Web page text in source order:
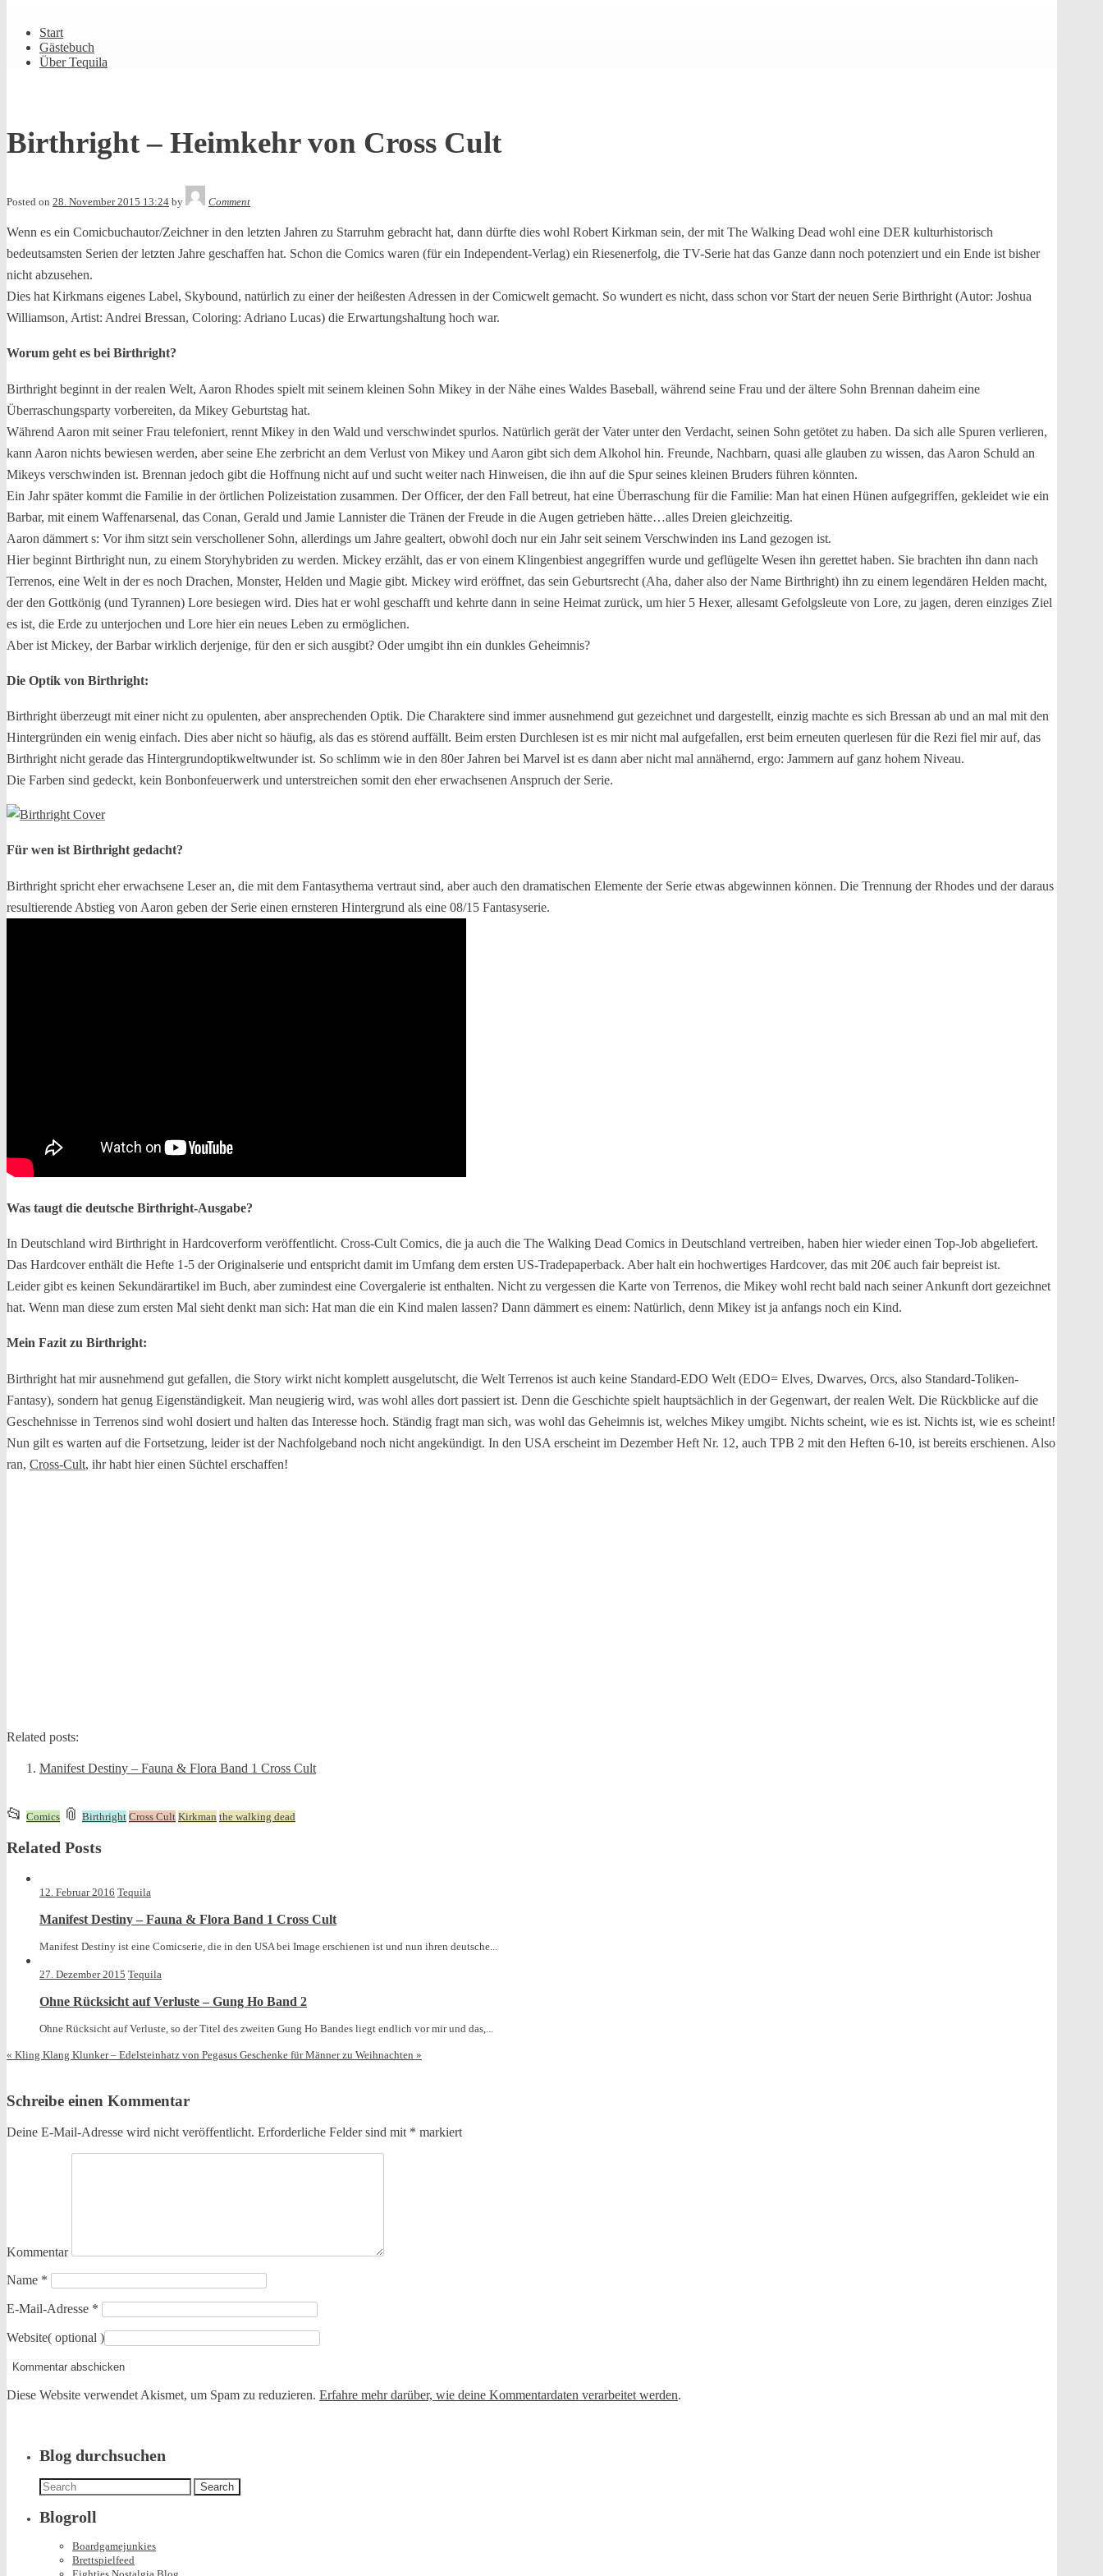
Navigation
Start
Gästebuch
Über Tequila
Birthright – Heimkehr von Cross Cult
Posted on 28. November 2015 13:24 by
Comment
Wenn es ein Comicbuchautor/Zeichner in den letzten Jahren zu Starruhm gebracht hat, dann dürfte dies wohl Robert Kirkman sein, der mit The Walking Dead wohl eine DER kulturhistorisch
bedeutsamsten Serien der letzten Jahre geschaffen hat. Schon die Comics waren (für ein Independent-Verlag) ein Riesenerfolg, die TV-Serie hat das Ganze dann noch potenziert und ein Ende ist bisher
nicht abzusehen.
Dies hat Kirkmans eigenes Label, Skybound, natürlich zu einer der heißesten Adressen in der Comicwelt gemacht. So wundert es nicht, dass schon vor Start der neuen Serie Birthright (Autor: Joshua
Williamson, Artist: Andrei Bressan, Coloring: Adriano Lucas) die Erwartungshaltung hoch war.
Worum geht es bei Birthright?
Birthright beginnt in der realen Welt, Aaron Rhodes spielt mit seinem kleinen Sohn Mikey in der Nähe eines Waldes Baseball, während seine Frau und der ältere Sohn Brennan daheim eine
Überraschungsparty vorbereiten, da Mikey Geburtstag hat.
Während Aaron mit seiner Frau telefoniert, rennt Mikey in den Wald und verschwindet spurlos. Natürlich gerät der Vater unter den Verdacht, seinen Sohn getötet zu haben. Da sich alle Spuren verlieren,
kann Aaron nichts bewiesen werden, aber seine Ehe zerbricht an dem Verlust von Mikey und Aaron gibt sich dem Alkohol hin. Freunde, Nachbarn, quasi alle glauben zu wissen, das Aaron Schuld an
Mikeys verschwinden ist. Brennan jedoch gibt die Hoffnung nicht auf und sucht weiter nach Hinweisen, die ihn auf die Spur seines kleinen Bruders führen könnten.
Ein Jahr später kommt die Familie in der örtlichen Polizeistation zusammen. Der Officer, der den Fall betreut, hat eine Überraschung für die Familie: Man hat einen Hünen aufgegriffen, gekleidet wie ein
Barbar, mit einem Waffenarsenal, das Conan, Gerald und Jamie Lannister die Tränen der Freude in die Augen getrieben hätte…alles Dreien gleichzeitig.
Aaron dämmert s: Vor ihm sitzt sein verschollener Sohn, allerdings um Jahre gealtert, obwohl doch nur ein Jahr seit seinem Verschwinden ins Land gezogen ist.
Hier beginnt Birthright nun, zu einem Storyhybriden zu werden. Mickey erzählt, das er von einem Klingenbiest angegriffen wurde und geflügelte Wesen ihn gerettet haben. Sie brachten ihn dann nach
Terrenos, eine Welt in der es noch Drachen, Monster, Helden und Magie gibt. Mickey wird eröffnet, das sein Geburtsrecht (Aha, daher also der Name Birthright) ihn zu einem legendären Helden macht,
der den Gottkönig (und Tyrannen) Lore besiegen wird. Dies hat er wohl geschafft und kehrte dann in seine Heimat zurück, um hier 5 Hexer, allesamt Gefolgsleute von Lore, zu jagen, deren einziges Ziel
es ist, die Erde zu unterjochen und Lore hier ein neues Leben zu ermöglichen.
Aber ist Mickey, der Barbar wirklich derjenige, für den er sich ausgibt? Oder umgibt ihn ein dunkles Geheimnis?
Die Optik von Birthright:
Birthright überzeugt mit einer nicht zu opulenten, aber ansprechenden Optik. Die Charaktere sind immer ausnehmend gut gezeichnet und dargestellt, einzig machte es sich Bressan ab und an mal mit den
Hintergründen ein wenig einfach. Dies aber nicht so häufig, als das es störend auffällt. Beim ersten Durchlesen ist es mir nicht mal aufgefallen, erst beim erneuten querlesen für die Rezi fiel mir auf, das
Birthright nicht gerade das Hintergrundoptikweltwunder ist. So schlimm wie in den 80er Jahren bei Marvel ist es dann aber nicht mal annähernd, ergo: Jammern auf ganz hohem Niveau.
Die Farben sind gedeckt, kein Bonbonfeuerwerk und unterstreichen somit den eher erwachsenen Anspruch der Serie.
Für wen ist Birthright gedacht?
Birthright spricht eher erwachsene Leser an, die mit dem Fantasythema vertraut sind, aber auch den dramatischen Elemente der Serie etwas abgewinnen können. Die Trennung der Rhodes und der daraus
resultierende Abstieg von Aaron geben der Serie einen ernsteren Hintergrund als eine 08/15 Fantasyserie.
Was taugt die deutsche Birthright-Ausgabe?
In Deutschland wird Birthright in Hardcoverform veröffentlicht. Cross-Cult Comics, die ja auch die The Walking Dead Comics in Deutschland vertreiben, haben hier wieder einen Top-Job abgeliefert.
Das Hardcover enthält die Hefte 1-5 der Originalserie und entspricht damit im Umfang dem ersten US-Tradepaperback. Aber halt ein hochwertiges Hardcover, das mit 20€ auch fair bepreist ist.
Leider gibt es keinen Sekundärartikel im Buch, aber zumindest eine Covergalerie ist enthalten. Nicht zu vergessen die Karte von Terrenos, die Mikey wohl recht bald nach seiner Ankunft dort gezeichnet
hat. Wenn man diese zum ersten Mal sieht denkt man sich: Hat man die ein Kind malen lassen? Dann dämmert es einem: Natürlich, denn Mikey ist ja anfangs noch ein Kind.
Mein Fazit zu Birthright:
Birthright hat mir ausnehmend gut gefallen, die Story wirkt nicht komplett ausgelutscht, die Welt Terrenos ist auch keine Standard-EDO Welt (EDO= Elves, Dwarves, Orcs, also Standard-Toliken-
Fantasy), sondern hat genug Eigenständigkeit. Man neugierig wird, was wohl alles dort passiert ist. Denn die Geschichte spielt hauptsächlich in der Gegenwart, der realen Welt. Die Rückblicke auf die
Geschehnisse in Terrenos sind wohl dosiert und halten das Interesse hoch. Ständig fragt man sich, was wohl das Geheimnis ist, welches Mikey umgibt. Nichts scheint, wie es ist. Nichts ist, wie es scheint!
Nun gilt es warten auf die Fortsetzung, leider ist der Nachfolgeband noch nicht angekündigt. In den USA erscheint im Dezember Heft Nr. 12, auch TPB 2 mit den Heften 6-10, ist bereits erschienen. Also
ran, Cross-Cult, ihr habt hier einen Süchtel erschaffen!
Related posts:
Manifest Destiny – Fauna & Flora Band 1 Cross Cult
📂 This
was
posted
Comics 📎 and
Birthright Cross Cult Kirkman the walking dead
Related Posts
12. Februar 2016 Tequila
Manifest Destiny – Fauna & Flora Band 1 Cross Cult
Manifest Destiny ist eine Comicserie, die in den USA bei Image erschienen ist und nun ihren deutsche...
27. Dezember 2015 Tequila
Ohne Rücksicht auf Verluste – Gung Ho Band 2
Ohne Rücksicht auf Verluste, so der Titel des zweiten Gung Ho Bandes liegt endlich vor mir und das,...
« Kling Klang Klunker – Edelsteinhatz von Pegasus Geschenke für Männer zu Weihnachten »
Schreibe einen Kommentar
Deine E-Mail-Adresse wird nicht veröffentlicht. Erforderliche Felder sind mit * markiert
Kommentar
Name *
E-Mail-Adresse *
Website( optional )
Diese Website verwendet Akismet, um Spam zu reduzieren. Erfahre mehr darüber, wie deine Kommentardaten verarbeitet werden.
Blog durchsuchen
Search
for:
Blogroll
Boardgamejunkies
Brettspielfeed